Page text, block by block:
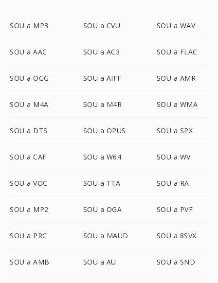
SOU a MP3 SOU a CVU SOU a WAV
SOU a AAC SOU a AC3 SOU a FLAC
SOU a OGG SOU a AIFF SOU a AMR
SOU a M4A SOU a M4R SOU a WMA
SOU a DTS SOU a OPUS SOU a SPX
SOU a CAF SOU a W64 SOU a WV
SOU a VOC SOU a TTA SOU a RA
SOU a MP2 SOU a OGA SOU a PVF
SOU a PRC SOU a MAUD SOU a 8SVX
SOU a AMB SOU a AU SOU a SND